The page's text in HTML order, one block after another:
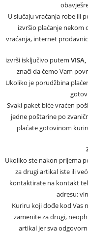
U slučaju vraćanja robe ili
izvršio plaćanje nekom
vraćanja, internet
izvrši isključivo putem
znači da ćemo Vam
Ukoliko je porudžbina
Svaki paket biće vraćen
jedne poštarine po
plaćate gotovinom
Ukoliko ste nakon prijema
za drugi artikal iste ili
kontaktirate na kontakt
adresu:
Kuriru koji dođe kod Vas
zamenite za drugi,
artikal jer sva